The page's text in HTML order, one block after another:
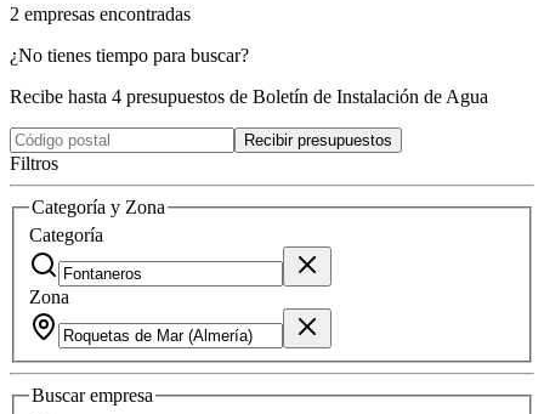
2 empresas encontradas
¿No tienes tiempo para buscar?
Recibe hasta 4 presupuestos de Boletín de Instalación de Agua
Recibir presupuestos
Filtros
Categoría y Zona
Categoría
Zona
Buscarempresa